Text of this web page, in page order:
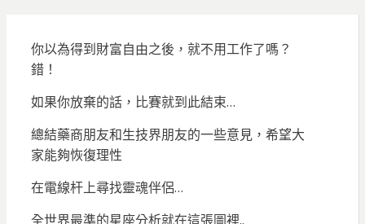
你以為得到財富自由之後，就不用工作了嗎？
錯！
如果你放棄的話，比賽就到此結束…
總結藥商朋友和生技界朋友的一些意見，希望大
家能夠恢復理性
在電線杆上尋找靈魂伴侶…
全世界最準的星座分析就在這張圖裡..